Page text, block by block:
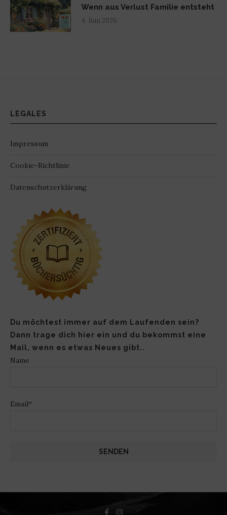
Wenn aus Verlust Familie entsteht
4. Juni 2026
LEGALES
Impressum
Cookie-Richtlinie
Datenschutzerklärung
Du möchtest immer auf dem Laufenden sein?
Dann trage dich hier ein und du bekommst eine
Mail, wenn es etwas Neues gibt..
Name
Email*